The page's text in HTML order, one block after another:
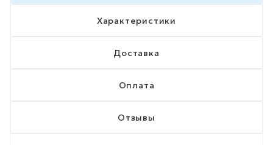
Характеристики
Доставка
Оплата
Отзывы